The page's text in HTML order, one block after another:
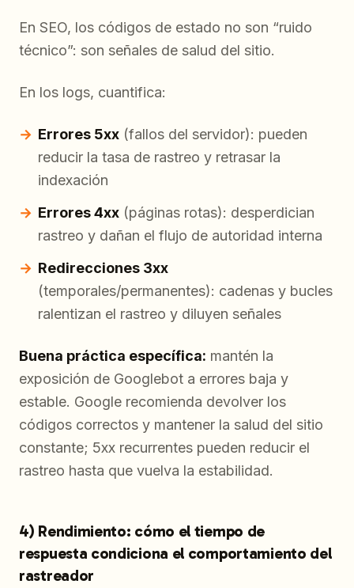
En SEO, los códigos de estado no son “ruido
técnico”: son señales de salud del sitio.
En los logs, cuantifica:
Errores 5xx (fallos del servidor): pueden
reducir la tasa de rastreo y retrasar la
indexación
Errores 4xx (páginas rotas): desperdician
rastreo y dañan el flujo de autoridad interna
Redirecciones 3xx
(temporales/permanentes): cadenas y bucles
ralentizan el rastreo y diluyen señales
Buena práctica específica: mantén la
exposición de Googlebot a errores baja y
estable. Google recomienda devolver los
códigos correctos y mantener la salud del sitio
constante; 5xx recurrentes pueden reducir el
rastreo hasta que vuelva la estabilidad.
4) Rendimiento: cómo el tiempo de
respuesta condiciona el comportamiento del
rastreador